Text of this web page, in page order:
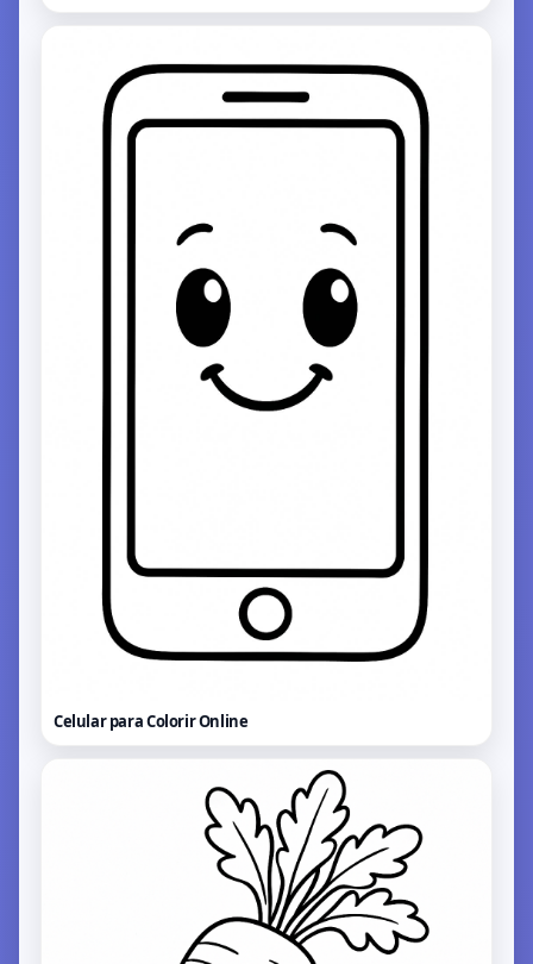
Celular para ColorirOnline